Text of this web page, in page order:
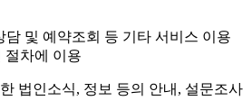
담 및 예약조회 등 기타 서비스 이용
절차에 이용
법인소식, 정보 등의 안내, 설문조사